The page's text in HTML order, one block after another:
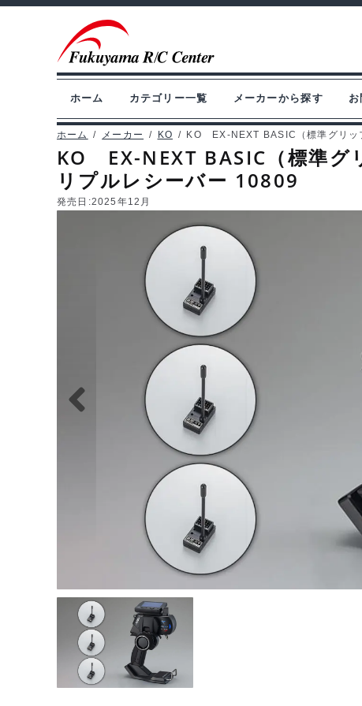
ビ
ゲ
ョ
ン
へ
ス
ン
テ
へ
ス
キ
ッ
ホーム カテゴリー一覧 メーカーから探す
ホーム / メーカー / KO / KO EX-NEXT BASIC（標準グリッ
KO EX-NEXT BASIC（標準グ
リプルレシーバー 10809
発売日:2025年12月